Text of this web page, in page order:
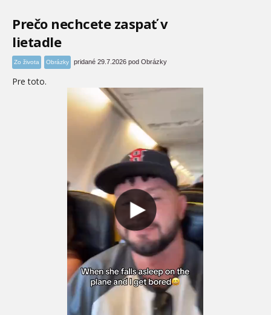
Prečo nechcete zaspať v
lietadle
Zo života Obrázky pridané 29.7.2026 pod Obrázky
Pre toto.